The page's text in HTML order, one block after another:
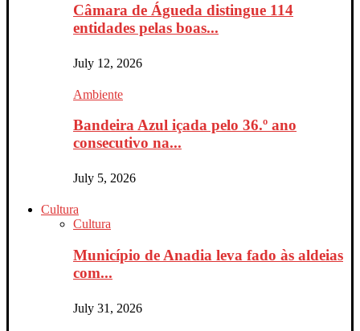
Câmara de Águeda distingue 114
entidades pelas boas...
July 12, 2026
Ambiente
Bandeira Azul içada pelo 36.º ano
consecutivo na...
July 5, 2026
Cultura
Cultura
Município de Anadia leva fado às aldeias
com...
July 31, 2026